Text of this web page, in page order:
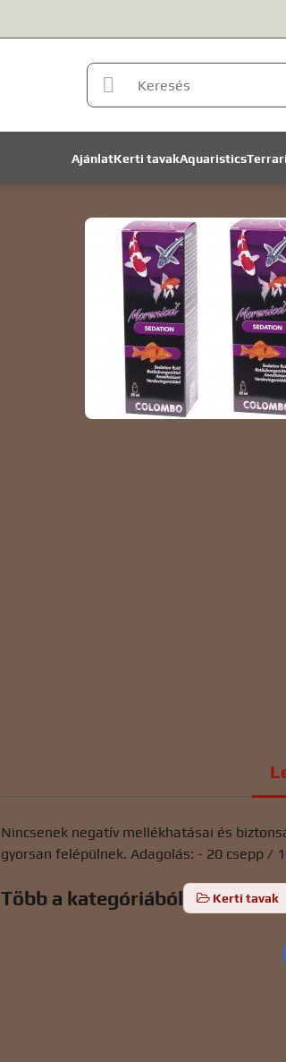
AjánlatKerti tavakAquaristics
Nincsenek negatív mellékhatásai és
gyorsan felépülnek. Adagolás: - 20 csepp /
Több a kategóriából Kerti tavak